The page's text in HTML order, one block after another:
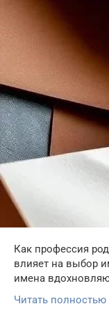
Как профессия
влияет на выбор
имена
Читать полностью